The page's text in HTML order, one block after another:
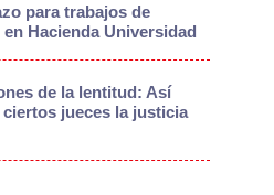
para trabajos de
Hacienda Universidad
de la lentitud: Así
jueces la justicia